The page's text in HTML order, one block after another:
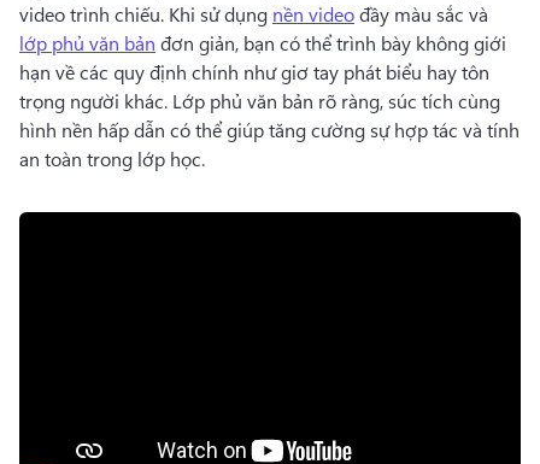
video trình chiếu. Khi sử dụng nền video đầy màu sắc và
lớp phủ văn bản đơn giản, bạn có thể trình bày không giới
hạn về các quy định chính như giơ tay phát biểu hay tôn
trọng người khác. Lớp phủ văn bản rõ ràng, súc tích cùng
hình nền hấp dẫn có thể giúp tăng cường sự hợp tác và tính
an toàn trong lớp học.